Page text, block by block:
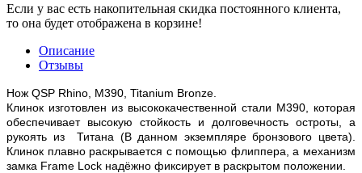
Если у вас есть накопительная скидка постоянного клиента,
то она будет отображена в корзине!
Описание
Отзывы
Нож QSP Rhino, M390, Titanium Bronze.
Клинок изготовлен из высококачественной стали M390, которая
обеспечивает высокую стойкость и долговечность остроты, а
рукоять из Титана (В данном экземпляре бронзового цвета).
Клинок плавно раскрывается с помощью флиппера, а механизм
замка Frame Lock надёжно фиксирует в раскрытом положении.